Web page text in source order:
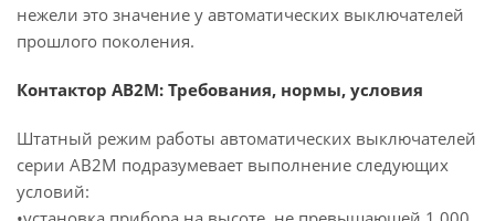
нежели это значение у автоматических выключателей
прошлого поколения.
Контактор АВ2М: Требования, нормы, условия
Штатный режим работы автоматических выключателей
серии АВ2М подразумевает выполнение следующих
условий: